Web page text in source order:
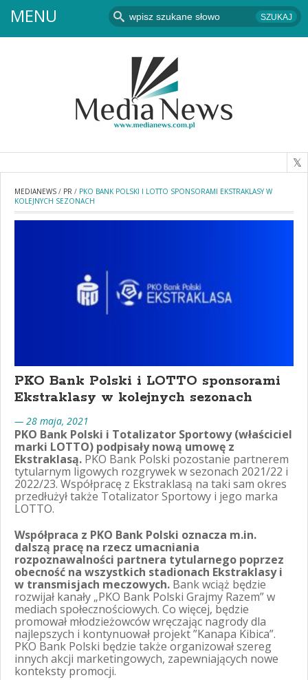
MENU
MEDIANEWS / PR / PKO BANK POLSKI I LOTTO SPONSORAMI EKSTRAKLASY W
KOLEJNYCH SEZONACH
PKO Bank Polski i LOTTO sponsorami
Ekstraklasy w kolejnych sezonach
— 28 maja, 2021
PKO Bank Polski i Totalizator Sportowy (właściciel
marki LOTTO) podpisały nową umowę z
Ekstraklasą. PKO Bank Polski pozostanie partnerem
tytularnym ligowych rozgrywek w sezonach 2021/22 i
2022/23. Współpracę z Ekstraklasą na taki sam okres
przedłużył także Totalizator Sportowy i jego marka
LOTTO.
Współpraca z PKO Bank Polski oznacza m.in.
dalszą pracę na rzecz umacniania
rozpoznawalności partnera tytularnego poprzez
obecność na wszystkich stadionach Ekstraklasy i
w transmisjach meczowych. Bank wciąż będzie
rozwijał kanały „PKO Bank Polski Grajmy Razem” w
mediach społecznościowych. Co więcej, będzie
promował młodzieżowców wręczając nagrody dla
najlepszych i kontynuował projekt ”Kanapa Kibica”.
PKO Bank Polski będzie także organizował szereg
innych akcji marketingowych, zapewniających nowe
konteksty promocji.